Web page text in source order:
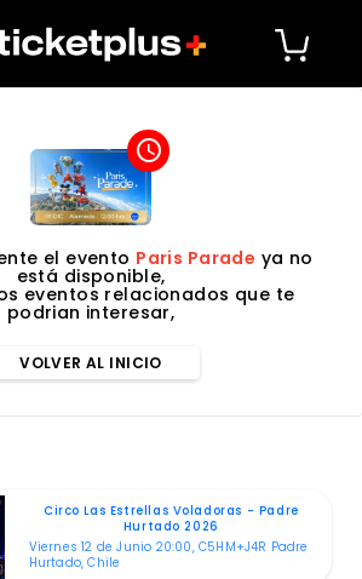
access_time
el evento Paris Parade ya no
está disponible,
eventos relacionados que te
podrian interesar,
VOLVER AL INICIO
Circo Las Estrellas Voladoras - Padre
Hurtado 2026
Viernes 12 de Junio 20:00, C5HM+J4R Padre
Hurtado, Chile